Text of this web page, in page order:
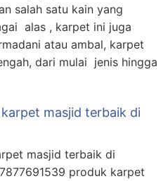
salah satu kain yang
alas , karpet ini juga
atau ambal, karpet
dari mulai jenis hingga
masjid terbaik di
masjid terbaik di
produk karpet